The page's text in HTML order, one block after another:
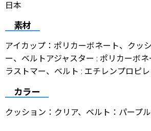
日本
素材
アイカップ：ポリカーボネート、クッ
ー、ベルトアジャスター : ポリカーボ
ラストマー、ベルト : エチレンプロピ
カラー
クッション：クリア、ベルト：パープル